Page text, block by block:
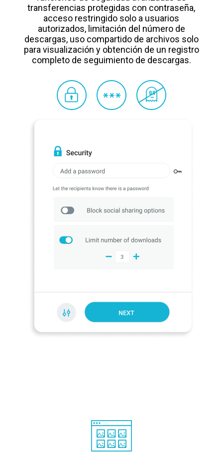
transferencias protegidas con contraseña,
acceso restringido solo a usuarios
autorizados, limitación del número de
descargas, uso compartido de archivos solo
para visualización y obtención de un registro
completo de seguimiento de descargas.